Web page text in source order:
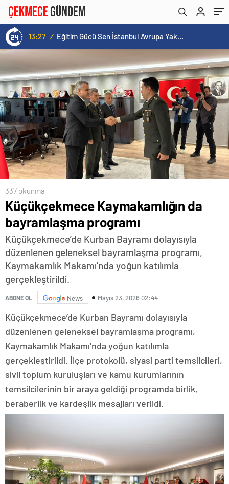
13:27 / Eğitim Gücü Sen İstanbul Avrupa Yakası Şubesi İlk Genel Kurulunu Küçükçekmece’de Gerçekleştirdi
337 okunma
Küçükçekmece Kaymakamlığın da
bayramlaşma programı
Küçükçekmece’de Kurban Bayramı dolayısıyla
düzenlenen geleneksel bayramlaşma programı,
Kaymakamlık Makamı’nda yoğun katılımla
gerçekleştirildi.
ABONE OL News Mayıs 23, 2026 02:44
Küçükçekmece’de Kurban Bayramı dolayısıyla
düzenlenen geleneksel bayramlaşma programı,
Kaymakamlık Makamı’nda yoğun katılımla
gerçekleştirildi. İlçe protokolü, siyasi parti temsilcileri,
sivil toplum kuruluşları ve kamu kurumlarının
temsilcilerinin bir araya geldiği programda birlik,
beraberlik ve kardeşlik mesajları verildi.